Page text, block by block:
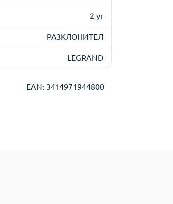
2 yr
РАЗКЛОНИТЕЛ
LEGRAND
EAN: 3414971944800